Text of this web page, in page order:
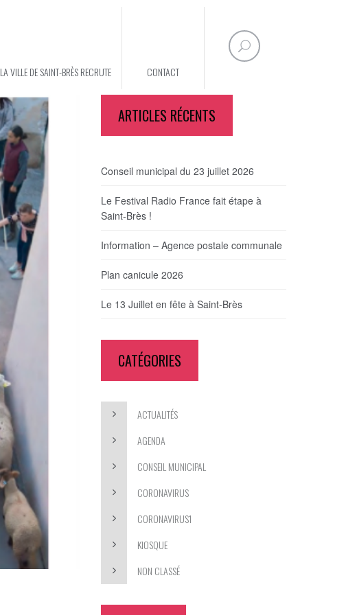
LA VILLE DE SAINT-BRÈS RECRUTE CONTACT
ARTICLES RÉCENTS
Conseil municipal du 23 juillet 2026
Le Festival Radio France fait étape à
Saint-Brès !
Information – Agence postale communale
Plan canicule 2026
Le 13 Juillet en fête à Saint-Brès
CATÉGORIES
ACTUALITÉS
AGENDA
CONSEIL MUNICIPAL
CORONAVIRUS
CORONAVIRUS1
KIOSQUE
NON CLASSÉ